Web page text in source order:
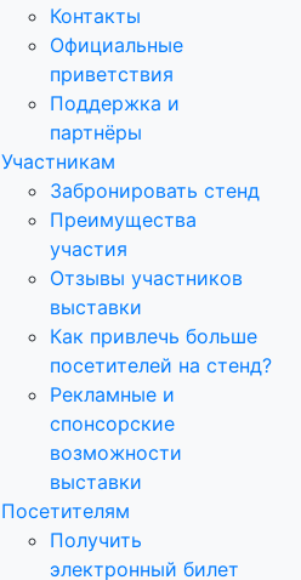
Контакты
Официальные
приветствия
Поддержка и
партнёры
Участникам
Забронировать стенд
Преимущества
участия
Отзывы участников
выставки
Как привлечь больше
посетителей на стенд?
Рекламные и
спонсорские
возможности
выставки
Посетителям
Получить
электронный билет